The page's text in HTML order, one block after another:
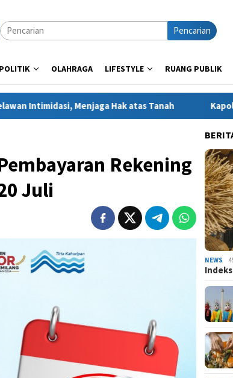
Pencarian
POLITIK OLAHRAGA LIFESTYLE RUANG PUBLIK
Hak atas Tanah Kapolres Kebumen
Rekening
Juli
NEWS